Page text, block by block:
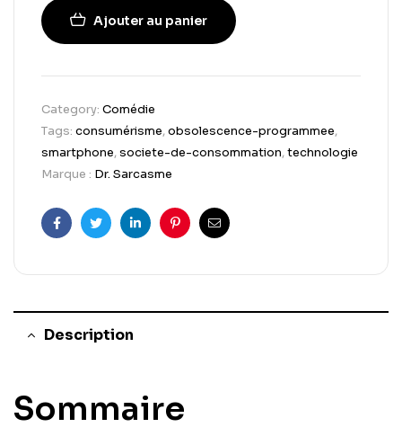
Ajouter au panier
Category: Comédie
Tags: consumérisme,obsolescence-programmee,
smartphone,societe-de-consommation,technologie
Marque : Dr. Sarcasme
FacebookTwitterLinkedinPinterestEmail
Description
Sommaire